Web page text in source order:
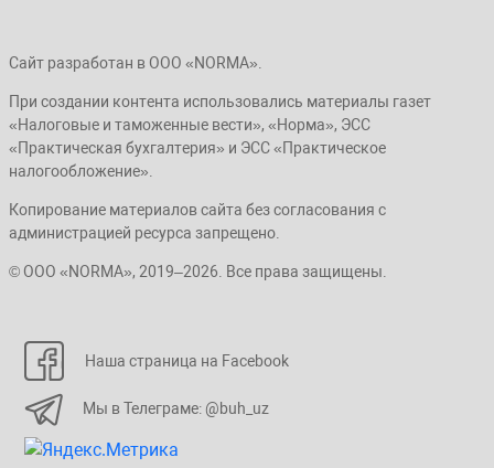
Сайт разработан в ООО «NORMA».
При создании контента использовались материалы газет
«Налоговые и таможенные вести», «Норма», ЭСС
«Практическая бухгалтерия» и ЭСС «Практическое
налогообложение».
Копирование материалов сайта без согласования с
администрацией ресурса запрещено.
© ООО «NORMA», 2019–2026. Все права защищены.
Наша страница на Facebook
Мы в Телеграме: @buh_uz